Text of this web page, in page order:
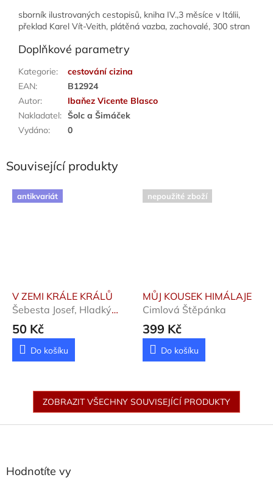
sborník ilustrovaných cestopisů, kniha IV.,3 měsíce v Itálii,
překlad Karel Vít-Veith, plátěná vazba, zachovalé, 300 stran
Doplňkové parametry
Kategorie:
cestování cizina
EAN:
B12924
Autor:
Ibaňez Vicente Blasco
Nakladatel: Šolc a Šimáček
Vydáno: 0
Související produkty
antikvariát
V ZEMI KRÁLE KRÁLŮ
Šebesta Josef, Hladký
Miroslav
50 Kč
Do košíku
nepoužité zboží
MŮJ KOUSEK HIMÁLAJE
Cimlová Štěpánka
399 Kč
Do košíku
ZOBRAZIT VŠECHNY SOUVISEJÍCÍ PRODUKTY
Hodnotíte vy